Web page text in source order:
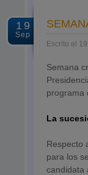
19
Sep
Escrito el
Semana
programa
La
Respecto
para los
candidata